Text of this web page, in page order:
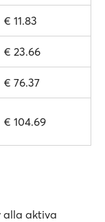
€ 11.83
€ 23.66
€ 76.37
€ 104.69
alla aktiva